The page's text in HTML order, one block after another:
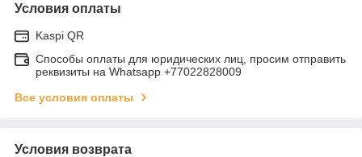
Условия оплаты
Kaspi QR
Способы оплаты для юридических лиц, просим отправить
реквизиты на Whatsapp +77022828009
Все условия оплаты
Условия возврата